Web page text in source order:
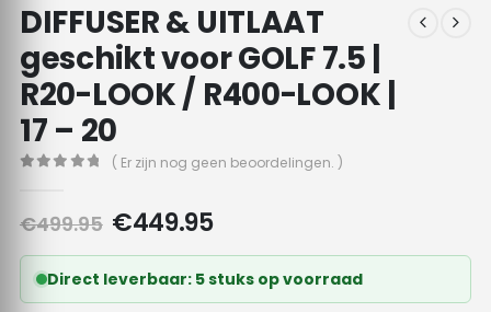
DIFFUSER & UITLAAT
geschikt voor GOLF 7.5 |
R20-LOOK / R400-LOOK |
17 – 20
( Er zijn nog geen beoordelingen. )
€499.95 Oorspronkelijke
was:
€499.95.
€449.95Huidige
is:
€449.95.
Direct leverbaar: 5 stuks op voorraad